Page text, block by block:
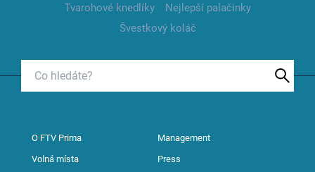
Tvarohové knedlíky
Nejlepší palačinky
Švestkový koláč
O FTV Prima Management
Volná místa Press